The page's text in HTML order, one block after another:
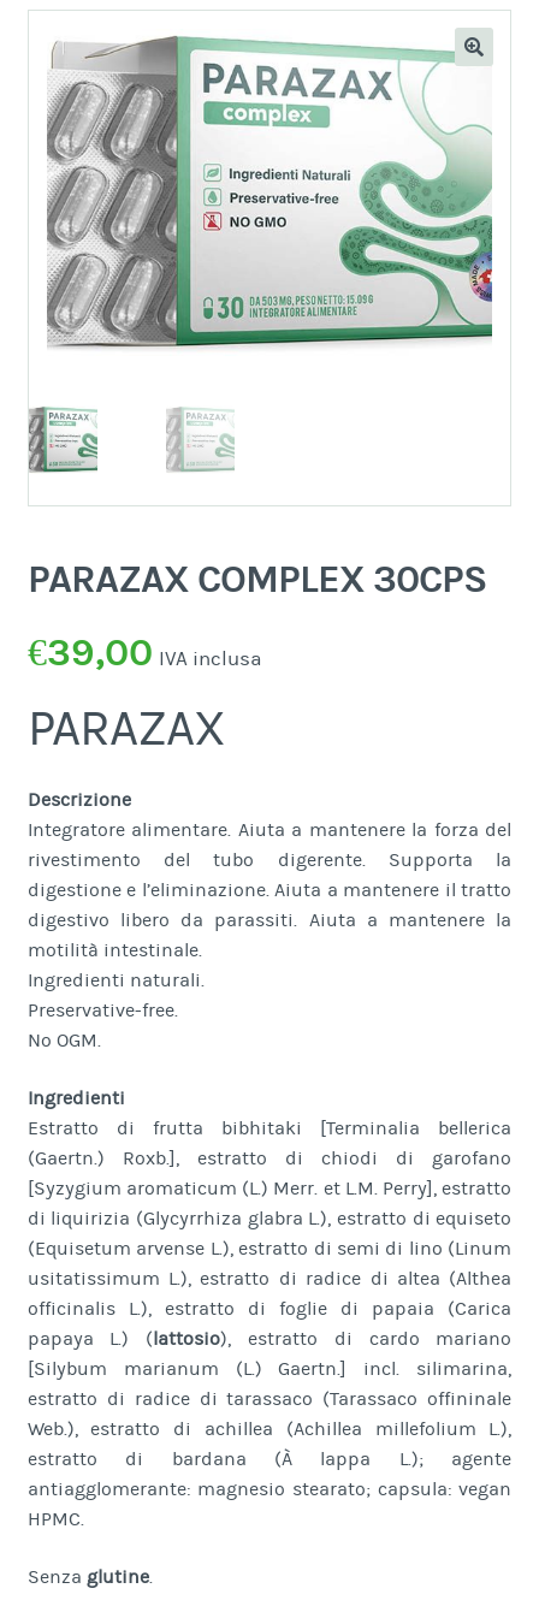
PARAZAX COMPLEX 30CPS
€39,00 IVA inclusa
PARAZAX
Descrizione
Integratore alimentare. Aiuta a mantenere la forza del
rivestimento del tubo digerente. Supporta la
digestione e l’eliminazione. Aiuta a mantenere il tratto
digestivo libero da parassiti. Aiuta a mantenere la
motilità intestinale.
Ingredienti naturali.
Preservative-free.
No OGM.
Ingredienti
Estratto di frutta bibhitaki [Terminalia bellerica
(Gaertn.) Roxb.], estratto di chiodi di garofano
[Syzygium aromaticum (L.) Merr. et L.M. Perry], estratto
di liquirizia (Glycyrrhiza glabra L.), estratto di equiseto
(Equisetum arvense L.), estratto di semi di lino (Linum
usitatissimum L.), estratto di radice di altea (Althea
officinalis L.), estratto di foglie di papaia (Carica
papaya L.) (lattosio), estratto di cardo mariano
[Silybum marianum (L.) Gaertn.] incl. silimarina,
estratto di radice di tarassaco (Tarassaco offininale
Web.), estratto di achillea (Achillea millefolium L.),
estratto di bardana (À lappa L.); agente
antiagglomerante: magnesio stearato; capsula: vegan
HPMC.
Senza glutine.